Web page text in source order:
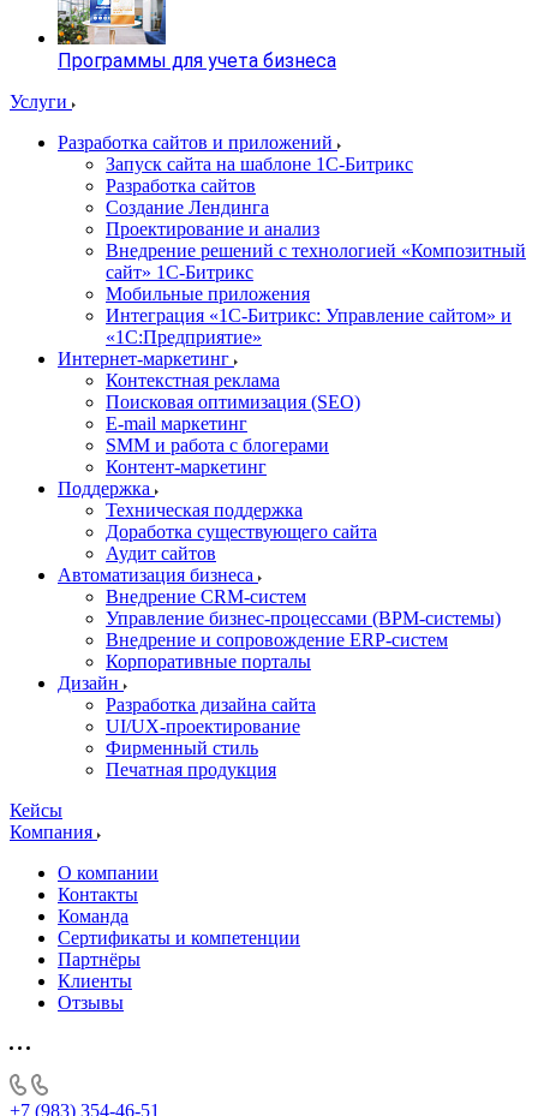
Программы для учета бизнеса
Услуги
Разработка сайтов и приложений
Запуск сайта на шаблоне 1С-Битрикс
Разработка сайтов
Создание Лендинга
Проектирование и анализ
Внедрение решений с технологией «Композитный
сайт» 1С-Битрикс
Мобильные приложения
Интеграция «1С-Битрикс: Управление сайтом» и
«1С:Предприятие»
Интернет-маркетинг
Контекстная реклама
Поисковая оптимизация (SEO)
E-mail маркетинг
SMM и работа с блогерами
Контент-маркетинг
Поддержка
Техническая поддержка
Доработка существующего сайта
Аудит сайтов
Автоматизация бизнеса
Внедрение CRM-систем
Управление бизнес-процессами (BPM-системы)
Внедрение и сопровождение ERP-систем
Корпоративные порталы
Дизайн
Разработка дизайна сайта
UI/UX-проектирование
Фирменный стиль
Печатная продукция
Кейсы
Компания
О компании
Контакты
Команда
Сертификаты и компетенции
Партнёры
Клиенты
Отзывы
+7 (983) 354-46-51